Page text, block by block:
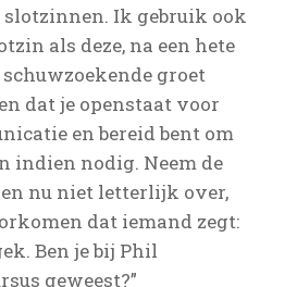
Ik gebruik ook
als deze, na een hete
schuwzoekende groet
dat je openstaat voor
en bereid bent om
indien nodig. Neem de
nu niet letterlijk over,
dat iemand zegt:
Ben je bij Phil
geweest?”